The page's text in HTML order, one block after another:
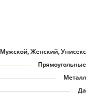
Мужской, Женский, Унисекс
Прямоугольные
Металл
Да